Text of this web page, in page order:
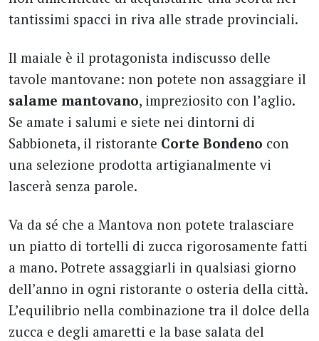
tantissimi spacci in riva alle strade provinciali.
Il maiale è il protagonista indiscusso delle
tavole mantovane: non potete non assaggiare il
salame mantovano, impreziosito con l’aglio.
Se amate i salumi e siete nei dintorni di
Sabbioneta, il ristorante Corte Bondeno con
una selezione prodotta artigianalmente vi
lascerà senza parole.
Va da sé che a Mantova non potete tralasciare
un piatto di tortelli di zucca rigorosamente fatti
a mano. Potrete assaggiarli in qualsiasi giorno
dell’anno in ogni ristorante o osteria della città.
L’equilibrio nella combinazione tra il dolce della
zucca e degli amaretti e la base salata del